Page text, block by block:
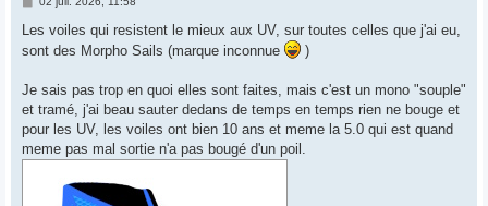
s
a
Les voiles qui resistent le mieux aux UV, sur toutes celles que j'ai eu,
sont des Morpho Sails (marque inconnue
)
Je sais pas trop en quoi elles sont faites, mais c'est un mono "souple"
et tramé, j'ai beau sauter dedans de temps en temps rien ne bouge et
pour les UV, les voiles ont bien 10 ans et meme la 5.0 qui est quand
meme pas mal sortie n'a pas bougé d'un poil.